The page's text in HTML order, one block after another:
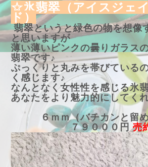
☆氷翡翠（アイスジェイ
ド）
翡翠というと緑色の物を想像
と思いますが
薄い薄いピンクの曇りガラス
翡翠です♪
ぷっくりと丸みを帯びている
く感じます♪
なんとなく女性性を感じる氷
あなたをより魅力的にしてく
６ｍｍ（バチカンと留め
７９０００円売